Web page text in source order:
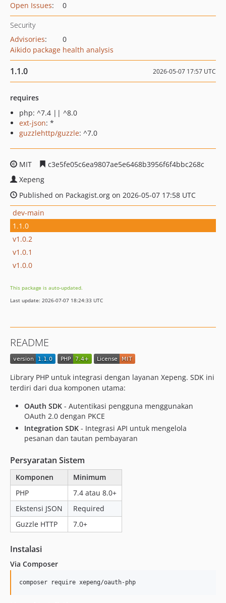
Open Issues: 0
Security
Advisories:
0
Aikido package health analysis
1.1.0 2026-05-07 17:57 UTC
requires
php: ^7.4 || ^8.0
ext-json: *
guzzlehttp/guzzle: ^7.0
MIT
c3e5fe05c6ea9807ae5e6468b3956f6f4bbc268c
Xepeng
Published on Packagist.org on 2026-05-07 17:58 UTC
dev-main
1.1.0
v1.0.2
v1.0.1
v1.0.0
This package is auto-updated.
Last update: 2026-07-07 18:24:33 UTC
README
Library PHP untuk integrasi dengan layanan Xepeng. SDK ini
terdiri dari dua komponen utama:
OAuth SDK - Autentikasi pengguna menggunakan
OAuth 2.0 dengan PKCE
Integration SDK - Integrasi API untuk mengelola
pesanan dan tautan pembayaran
Persyaratan Sistem
Komponen
Minimum
PHP
7.4 atau 8.0+
Ekstensi JSON
Required
Guzzle HTTP
7.0+
Instalasi
Via Composer
composer require xepeng/oauth-php